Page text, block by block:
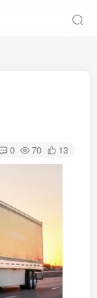
0 70 13